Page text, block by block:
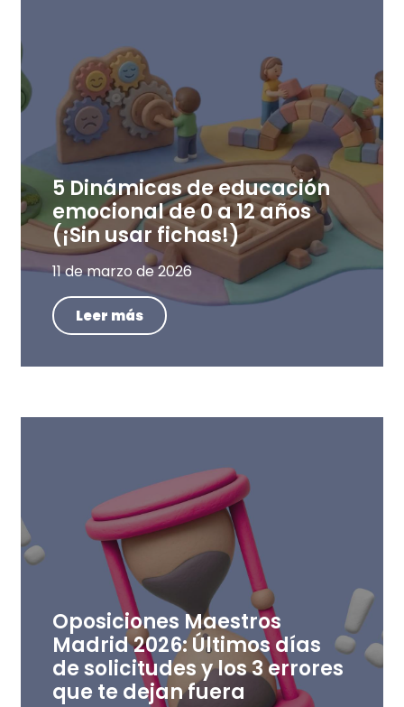
5 Dinámicas de educación
emocional de 0 a 12 años
(¡Sin usar fichas!)
11 de marzo de 2026
Leer más
Oposiciones Maestros
Madrid 2026: Últimos días
de solicitudes y los 3 errores
que te dejan fuera